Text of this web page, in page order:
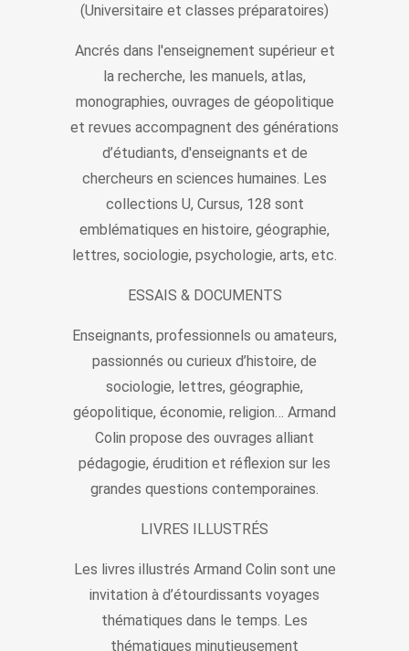
(Universitaire et classes préparatoires)
Ancrés dans l'enseignement supérieur et
la recherche, les manuels, atlas,
monographies, ouvrages de géopolitique
et revues accompagnent des générations
d’étudiants, d'enseignants et de
chercheurs en sciences humaines. Les
collections U, Cursus, 128 sont
emblématiques en histoire, géographie,
lettres, sociologie, psychologie, arts, etc.
ESSAIS & DOCUMENTS
Enseignants, professionnels ou amateurs,
passionnés ou curieux d’histoire, de
sociologie, lettres, géographie,
géopolitique, économie, religion… Armand
Colin propose des ouvrages alliant
pédagogie, érudition et réflexion sur les
grandes questions contemporaines.
LIVRES ILLUSTRÉS
Les livres illustrés Armand Colin sont une
invitation à d’étourdissants voyages
thématiques dans le temps. Les
thématiques minutieusement